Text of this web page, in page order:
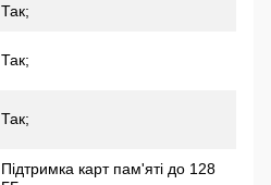
Так;
Так;
Так;
Підтримка карт пам'яті до 128